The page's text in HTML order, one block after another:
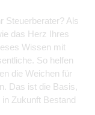
Steuerberater? Als
das Herz Ihres
Wissen mit
So helfen
die Weichen für
Das ist die Basis,
Zukunft Bestand